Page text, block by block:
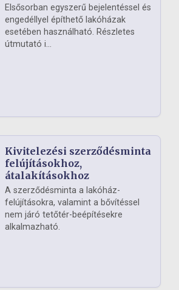
Elsősorban egyszerű bejelentéssel és
engedéllyel építhető lakóházak
esetében használható. Részletes
útmutató i...
Kivitelezési szerződésminta
felújításokhoz,
átalakításokhoz
A szerződésminta a lakóház-
felújításokra, valamint a bővítéssel
nem járó tetőtér-beépítésekre
alkalmazható.